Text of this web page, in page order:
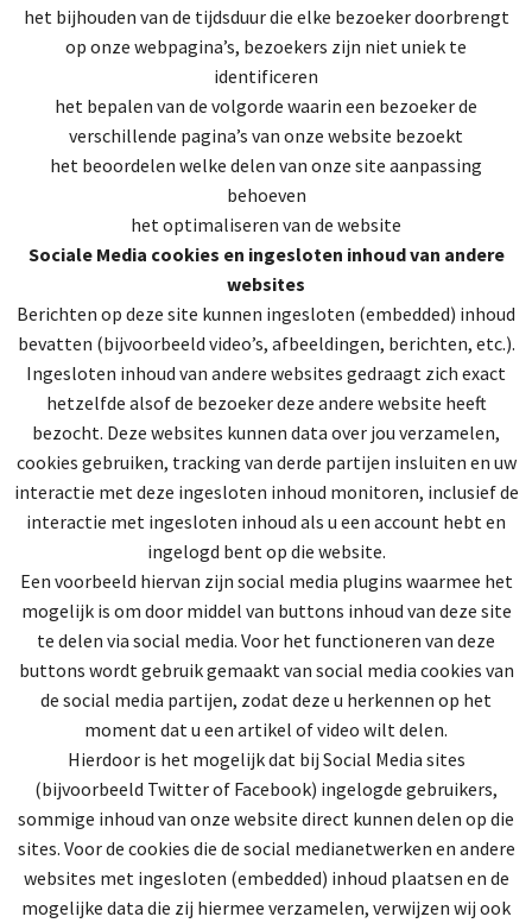
het bijhouden van de tijdsduur die elke bezoeker doorbrengt
op onze webpagina’s, bezoekers zijn niet uniek te
identificeren
het bepalen van de volgorde waarin een bezoeker de
verschillende pagina’s van onze website bezoekt
het beoordelen welke delen van onze site aanpassing
behoeven
het optimaliseren van de website
Sociale Media cookies en ingesloten inhoud van andere
websites
Berichten op deze site kunnen ingesloten (embedded) inhoud
bevatten (bijvoorbeeld video’s, afbeeldingen, berichten, etc.).
Ingesloten inhoud van andere websites gedraagt zich exact
hetzelfde alsof de bezoeker deze andere website heeft
bezocht. Deze websites kunnen data over jou verzamelen,
cookies gebruiken, tracking van derde partijen insluiten en uw
interactie met deze ingesloten inhoud monitoren, inclusief de
interactie met ingesloten inhoud als u een account hebt en
ingelogd bent op die website.
Een voorbeeld hiervan zijn social media plugins waarmee het
mogelijk is om door middel van buttons inhoud van deze site
te delen via social media. Voor het functioneren van deze
buttons wordt gebruik gemaakt van social media cookies van
de social media partijen, zodat deze u herkennen op het
moment dat u een artikel of video wilt delen.
Hierdoor is het mogelijk dat bij Social Media sites
(bijvoorbeeld Twitter of Facebook) ingelogde gebruikers,
sommige inhoud van onze website direct kunnen delen op die
sites. Voor de cookies die de social medianetwerken en andere
websites met ingesloten (embedded) inhoud plaatsen en de
mogelijke data die zij hiermee verzamelen, verwijzen wij ook